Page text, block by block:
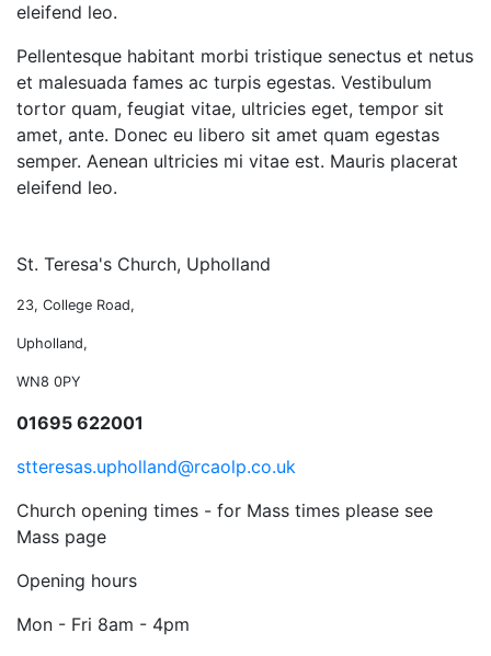
eleifend leo.
Pellentesque habitant morbi tristique senectus et netus
et malesuada fames ac turpis egestas. Vestibulum
tortor quam, feugiat vitae, ultricies eget, tempor sit
amet, ante. Donec eu libero sit amet quam egestas
semper. Aenean ultricies mi vitae est. Mauris placerat
eleifend leo.
St. Teresa's Church, Upholland
23, College Road,
Upholland,
WN8 0PY
01695 622001
stteresas.upholland@rcaolp.co.uk
Church opening times - for Mass times please see
Mass page
Opening hours
Mon - Fri 8am - 4pm